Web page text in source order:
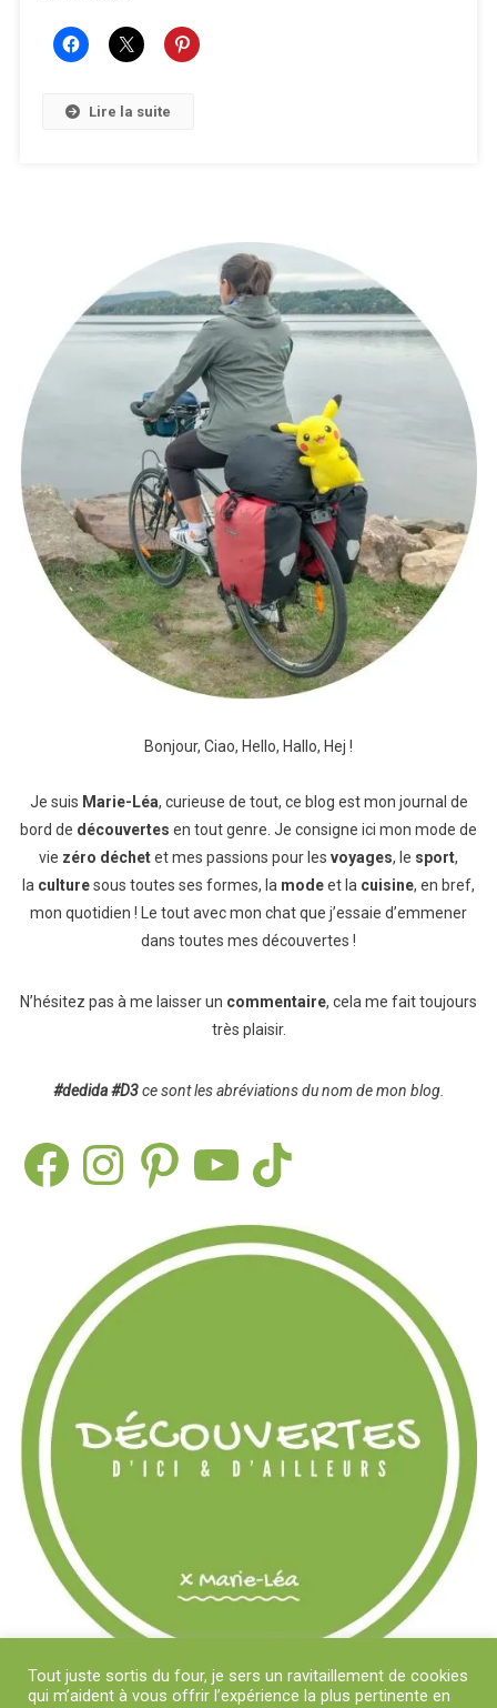
Lire la suite
Bonjour, Ciao, Hello, Hallo, Hej !
Je suis Marie-Léa, curieuse de tout, ce blog est mon journal de
bord de découvertes en tout genre. Je consigne ici mon mode de
vie zéro déchetet mes passions pour les voyages, le sport,
la culturesous toutes ses formes, la modeet la cuisine, en bref,
mon quotidien ! Le tout avec mon chat que j’essaie d’emmener
dans toutes mes découvertes !
N’hésitez pas à me laisser un commentaire, cela me fait toujours
très plaisir.
#dedida #D3ce sont les abréviations du nom de mon blog.
FacebookInstagramPinterest TikTok
Tout juste sortis du four, je sers un ravitaillement de cookies
qui m’aident à vous offrir l’expérience la plus pertinente en